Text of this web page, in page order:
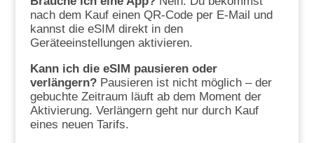
nach dem Kauf einen QR-Code per E-Mail und
kannst die eSIM direkt in den
Geräteeinstellungen aktivieren.
Kann ich die eSIM pausieren oder
verlängern?Pausieren ist nicht möglich – der
gebuchte Zeitraum läuft ab dem Moment der
Aktivierung. Verlängern geht nur durch Kauf
eines neuen Tarifs.